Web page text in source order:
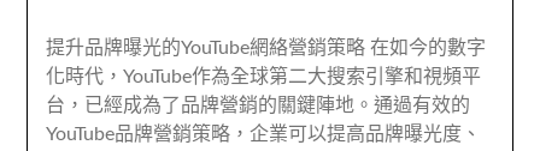
提升品牌曝光的YouTube網絡營銷策略 在如今的數字
化時代，YouTube作為全球第二大搜索引擎和視頻平
台，已經成為了品牌營銷的關鍵陣地。通過有效的
YouTube品牌營銷策略，企業可以提高品牌曝光度、